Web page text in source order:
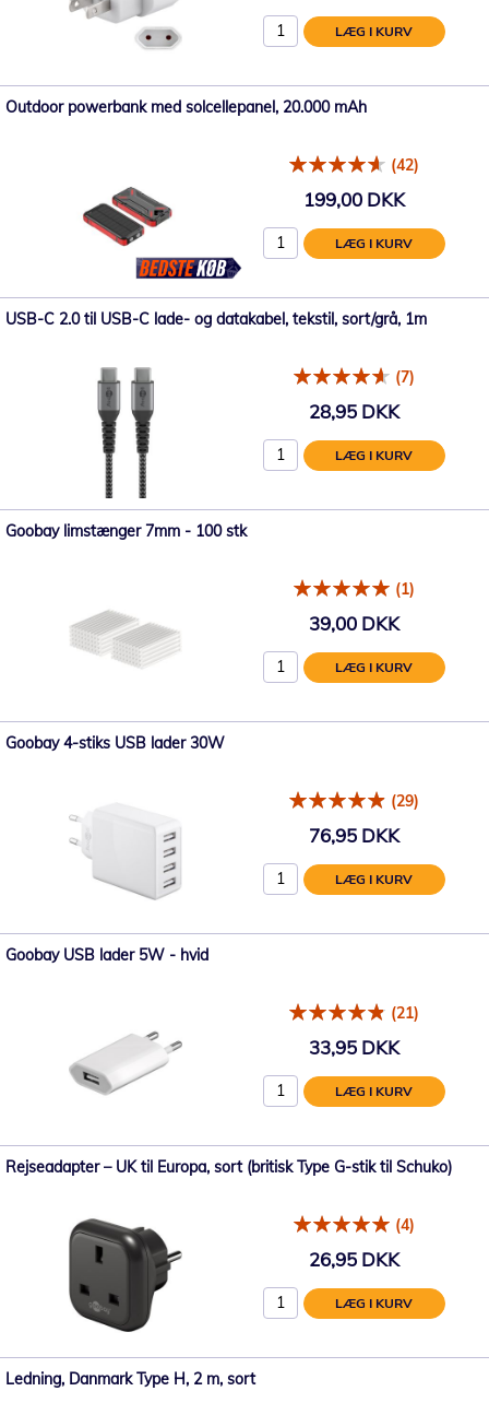
LÆG I KURV
Outdoor powerbank med solcellepanel, 20.000 mAh
(42)
199,00 DKK
LÆG I KURV
USB-C 2.0 til USB-C lade- og datakabel, tekstil, sort/grå, 1m
(7)
28,95 DKK
LÆG I KURV
Goobay limstænger 7mm - 100 stk
(1)
39,00 DKK
LÆG I KURV
Goobay 4-stiks USB lader 30W
(29)
76,95 DKK
LÆG I KURV
Goobay USB lader 5W - hvid
(21)
33,95 DKK
LÆG I KURV
Rejseadapter – UK til Europa, sort (britisk Type G-stik til Schuko)
(4)
26,95 DKK
LÆG I KURV
Ledning, Danmark Type H, 2 m, sort